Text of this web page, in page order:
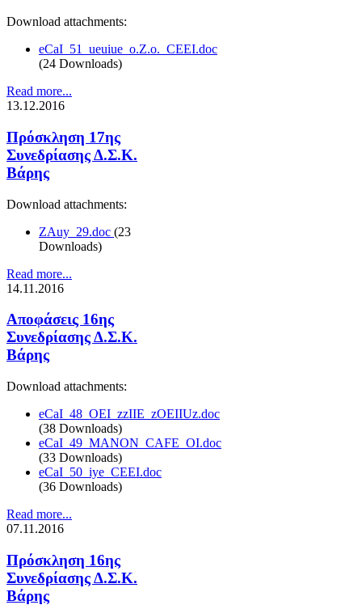
Download attachments:
eCaI_51_ueuiue_o.Z.o._CEEI.doc
(24 Downloads)
Read more...
13.12.2016
Πρόσκληση 17ης
Συνεδρίασης Δ.Σ.Κ.
Βάρης
Download attachments:
ZAuy_29.doc (23
Downloads)
Read more...
14.11.2016
Αποφάσεις 16ης
Συνεδρίασης Δ.Σ.Κ.
Βάρης
Download attachments:
eCaI_48_OEI_zzIIE_zOEIIUz.doc
(38 Downloads)
eCaI_49_MANON_CAFE_OI.doc
(33 Downloads)
eCaI_50_iye_CEEI.doc
(36 Downloads)
Read more...
07.11.2016
Πρόσκληση 16ης
Συνεδρίασης Δ.Σ.Κ.
Βάρης